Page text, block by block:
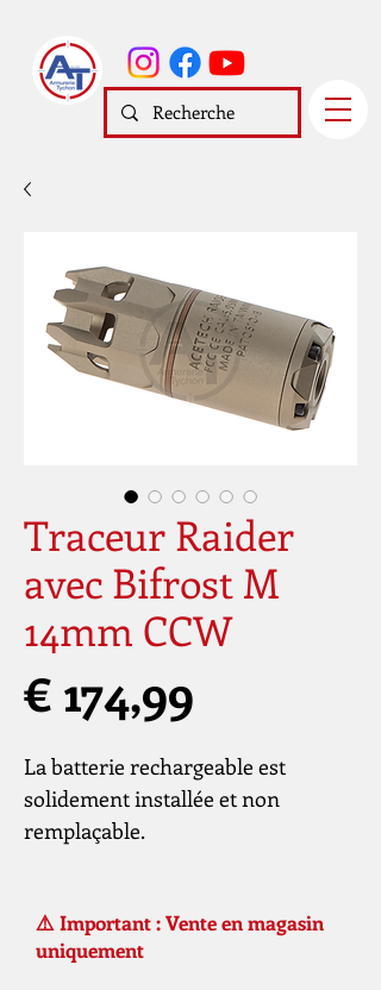
Traceur Raider
avec Bifrost M
14mm CCW
€ 174,99
La batterie rechargeable est
solidement installée et non
remplaçable.
⚠️ Important : Vente en magasin
uniquement